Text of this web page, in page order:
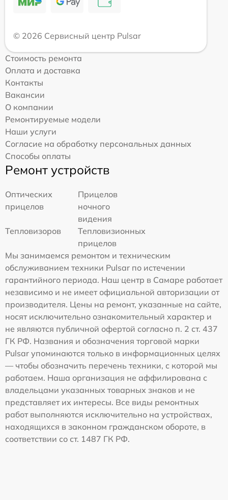
© 2026 Сервисный центр Pulsar
Стоимость ремонта
Оплата и доставка
Контакты
Вакансии
О компании
Ремонтируемые модели
Наши услуги
Согласие на обработку персональных данных
Способы оплаты
Ремонт устройств
Оптических
прицелов
Прицелов
ночного
видения
Тепловизоров
Тепловизионных
прицелов
Мы занимаемся ремонтом и техническим
обслуживанием техники Pulsar по истечении
гарантийного периода. Наш центр в Самаре работает
независимо и не имеет официальной авторизации от
производителя. Цены на ремонт, указанные на сайте,
носят исключительно ознакомительный характер и
не являются публичной офертой согласно п. 2 ст. 437
ГК РФ. Названия и обозначения торговой марки
Pulsar упоминаются только в информационных целях
— чтобы обозначить перечень техники, с которой мы
работаем. Наша организация не аффилирована с
владельцами указанных товарных знаков и не
представляет их интересы. Все виды ремонтных
работ выполняются исключительно на устройствах,
находящихся в законном гражданском обороте, в
соответствии со ст. 1487 ГК РФ.